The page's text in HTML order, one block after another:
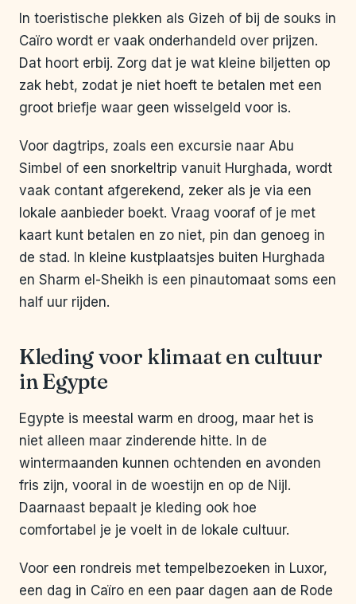
In toeristische plekken als Gizeh of bij de souks in
Caïro wordt er vaak onderhandeld over prijzen.
Dat hoort erbij. Zorg dat je wat kleine biljetten op
zak hebt, zodat je niet hoeft te betalen met een
groot briefje waar geen wisselgeld voor is.
Voor dagtrips, zoals een excursie naar Abu
Simbel of een snorkeltrip vanuit Hurghada, wordt
vaak contant afgerekend, zeker als je via een
lokale aanbieder boekt. Vraag vooraf of je met
kaart kunt betalen en zo niet, pin dan genoeg in
de stad. In kleine kustplaatsjes buiten Hurghada
en Sharm el-Sheikh is een pinautomaat soms een
half uur rijden.
Kleding voor klimaat en cultuur
in Egypte
Egypte is meestal warm en droog, maar het is
niet alleen maar zinderende hitte. In de
wintermaanden kunnen ochtenden en avonden
fris zijn, vooral in de woestijn en op de Nijl.
Daarnaast bepaalt je kleding ook hoe
comfortabel je je voelt in de lokale cultuur.
Voor een rondreis met tempelbezoeken in Luxor,
een dag in Caïro en een paar dagen aan de Rode